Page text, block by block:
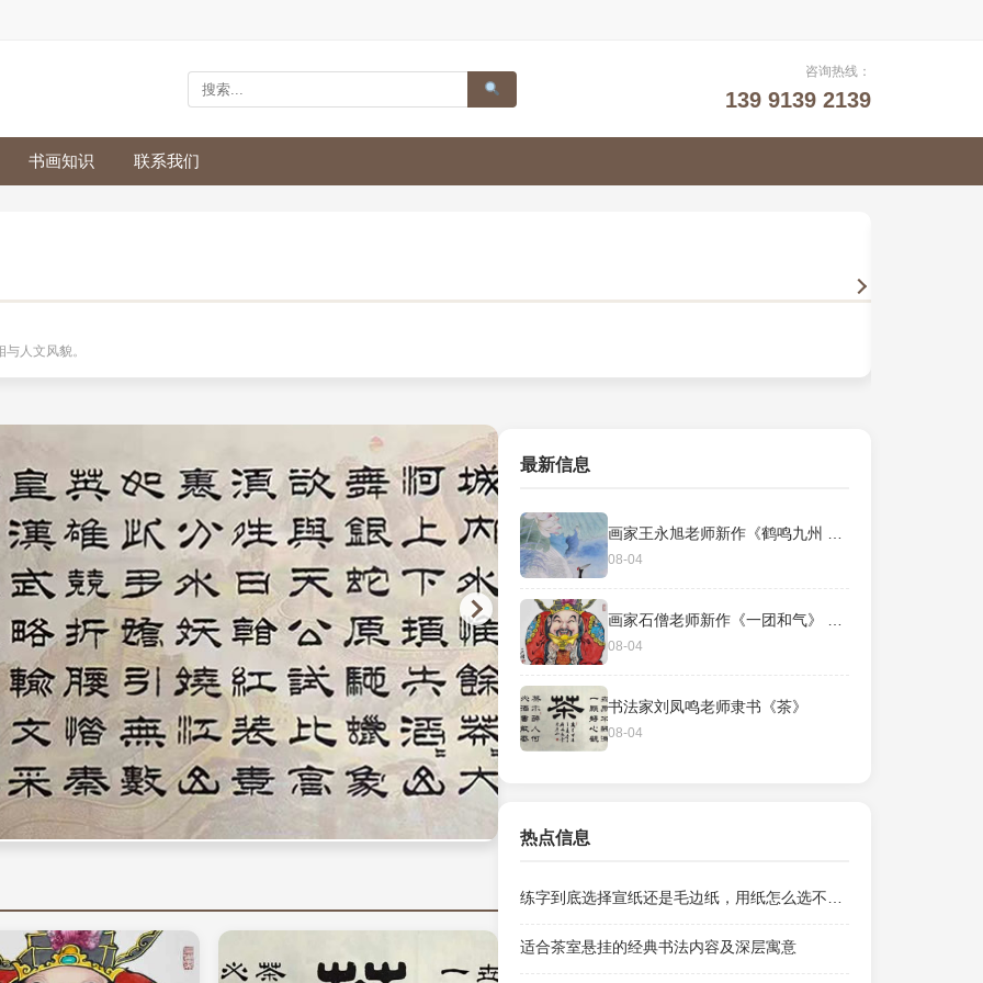
咨询热线：
139 9139 2139
书画知识 联系我们
人文风貌。
最新信息
08-04
08-04
书法家刘凤鸣老师隶书《茶》
08-04
热点信息
适合茶室悬挂的经典书法内容及深层寓意